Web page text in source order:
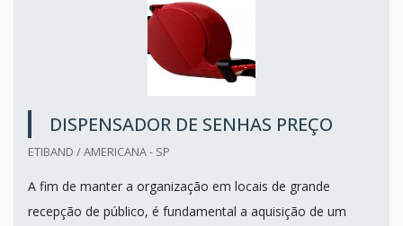
DISPENSADOR DE SENHAS PREÇO
ETIBAND / AMERICANA - SP
A fim de manter a organização em locais de grande
recepção de público, é fundamental a aquisição de um